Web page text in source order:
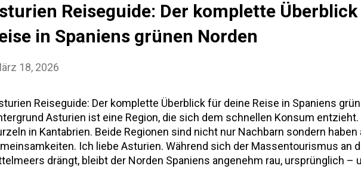
Reiseguide: Der komplette
in Spaniens grünen Norden
18, 2026
Reiseguide: Der komplette Überblick für deine Reise in Spaniens
Asturien ist eine Region, die sich dem schnellen Konsum
in Kantabrien. Beide Regionen sind nicht nur Nachbarn sondern haben
Ich liebe Asturien. Während sich der Massentourismus an
drängt, bleibt der Norden Spaniens angenehm rau, ursprünglich –